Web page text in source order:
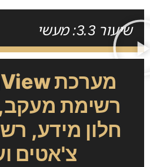
שיעור 3.3: מעשי
רשימת
חלון מידע,
צ'אטים